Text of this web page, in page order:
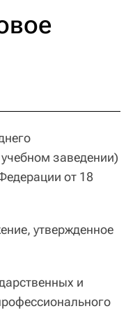
заведении)
от 18
утвержденное
и